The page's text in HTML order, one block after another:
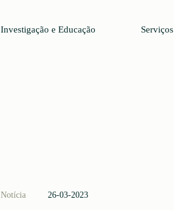
Investigação e Educação Serviços
Notícia 26-03-2023